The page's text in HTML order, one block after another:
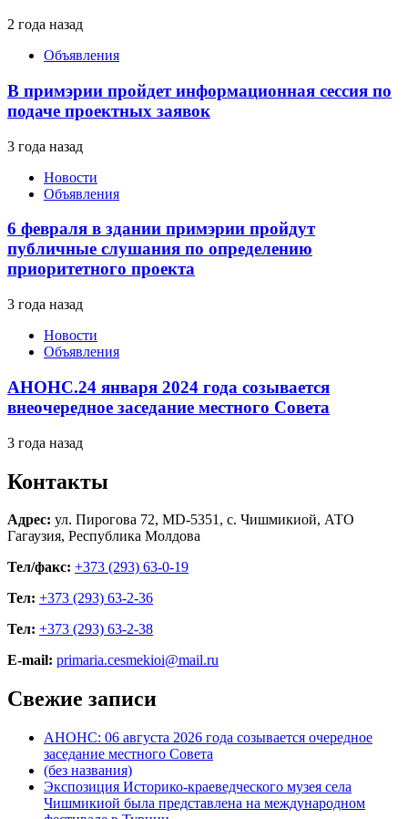
2 года назад
Объявления
В примэрии пройдет информационная сессия по
подаче проектных заявок
3 года назад
Новости
Объявления
6 февраля в здании примэрии пройдут
публичные слушания по определению
приоритетного проекта
3 года назад
Новости
Объявления
АНОНС.24 января 2024 года созывается
внеочередное заседание местного Совета
3 года назад
Контакты
Адрес: ул. Пирогова 72, MD-5351, с. Чишмикиой, АТО
Гагаузия, Республика Молдова
Тел/факс: +373 (293) 63-0-19
Тел: +373 (293) 63-2-36
Тел: +373 (293) 63-2-38
E-mail: primaria.cesmekioi@mail.ru
Свежие записи
АНОНС: 06 августа 2026 года созывается очередное
заседание местного Совета
(без названия)
Экспозиция Историко-краеведческого музея села
Чишмикиой была представлена на международном